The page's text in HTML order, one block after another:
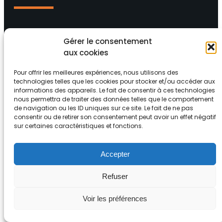
Gérer le consentement
aux cookies
Pour offrir les meilleures expériences, nous utilisons des
technologies telles que les cookies pour stocker et/ou accéder aux
informations des appareils. Le fait de consentir à ces technologies
nous permettra de traiter des données telles que le comportement
de navigation ou les ID uniques sur ce site. Le fait de ne pas
consentir ou de retirer son consentement peut avoir un effet négatif
sur certaines caractéristiques et fonctions.
Accepter
Refuser
Voir les préférences
Facebook
YouTube